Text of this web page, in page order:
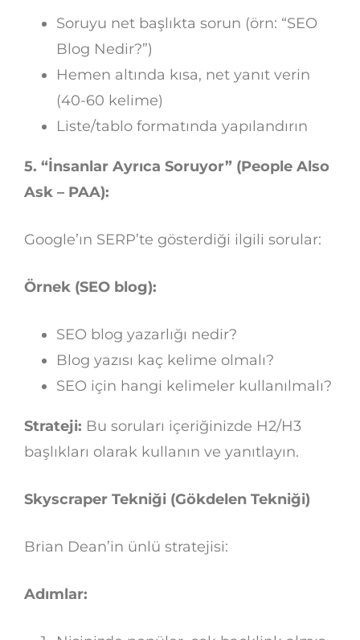
Soruyu net başlıkta sorun (örn: “SEO
Blog Nedir?”)
Hemen altında kısa, net yanıt verin
(40-60 kelime)
Liste/tablo formatında yapılandırın
5. “İnsanlar Ayrıca Soruyor” (People Also
Ask – PAA):
Google’ın SERP’te gösterdiği ilgili sorular:
Örnek (SEO blog):
SEO blog yazarlığı nedir?
Blog yazısı kaç kelime olmalı?
SEO için hangi kelimeler kullanılmalı?
Strateji: Bu soruları içeriğinizde H2/H3
başlıkları olarak kullanın ve yanıtlayın.
Skyscraper Tekniği (Gökdelen Tekniği)
Brian Dean’in ünlü stratejisi:
Adımlar: